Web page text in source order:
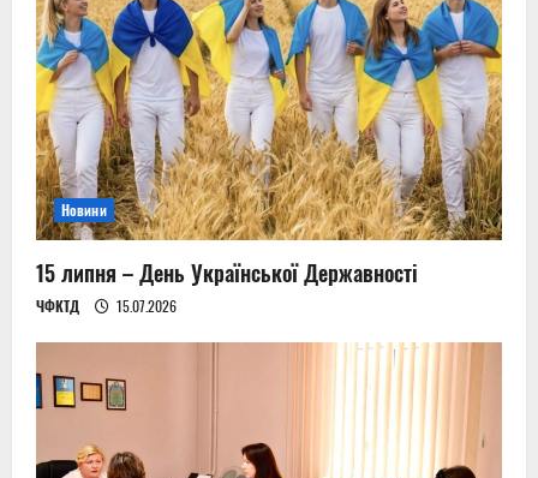
Новини
15 липня – День Української Державності
ЧФКТД 15.07.2026